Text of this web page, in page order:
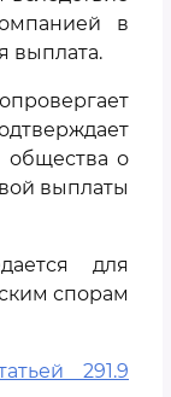
в
выплата.
общества о
выплаты
для
спорам
291.9